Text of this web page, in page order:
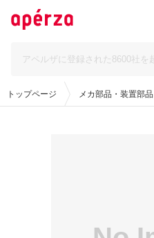
トップページ メカ部品・装置部品